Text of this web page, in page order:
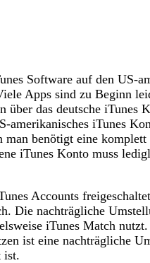
Software auf den US-
Apps sind zu Beginn
über das deutsche iTunes
amerikanisches iTunes
benötigt eine komplett
iTunes Konto muss
Accounts
Die nachträgliche
iTunes Match
ist eine nachträgliche
ist.